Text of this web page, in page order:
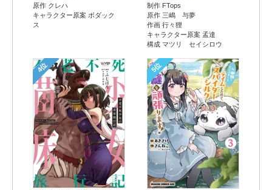
原作 クレハ
キャラクター原案 ボダック
ス
制作 FTops
原作 三嶋 与夢
作画 行々狸
キャラクター原案 孟達
構成 マツリ セイシロウ
4位 5位